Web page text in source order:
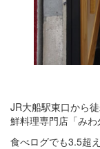
JR大船駅東口から
鮮料理専門店「みわ
食べログでも3.5超